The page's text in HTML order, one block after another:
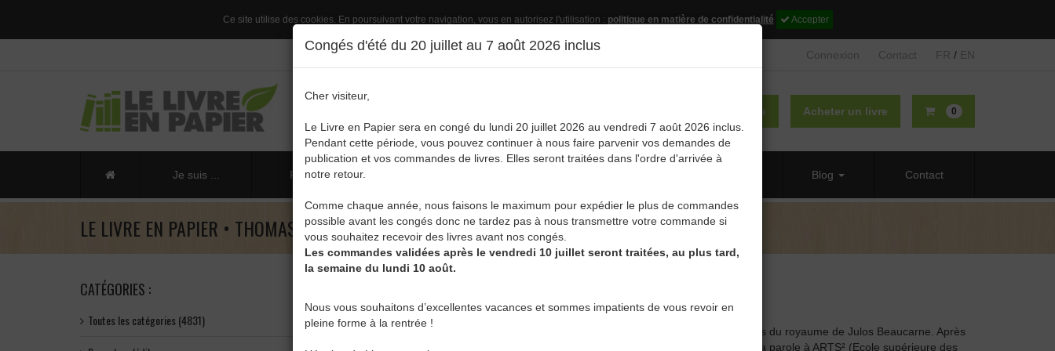
Ce site utilise des cookies. En poursuivant votre navigation, vous en autorisez l'utilisation : politique en matière de confidentialité Accepter
Congés d'été du 20 juillet au 7 août 2026 inclus
Cher visiteur,
Le Livre en Papier sera en congé du lundi 20 juillet 2026 au vendredi 7 août 2026 inclus.
Pendant cette période, vous pouvez continuer à nous faire parvenir vos demandes de
publication et vos commandes de livres. Elles seront traitées dans l'ordre d'arrivée à
notre retour.
Comme chaque année, nous faisons le maximum pour expédier le plus de commandes
possible avant les congés donc ne tardez pas à nous transmettre votre commande si
vous souhaitez recevoir des livres avant nos congés.
Les commandes validées après le vendredi 10 juillet seront traitées, au plus tard,
la semaine du lundi 10 août.
Nous vous souhaitons d’excellentes vacances et sommes impatients de vous revoir en
pleine forme à la rentrée !
Connexion Contact FR / EN
0
Acheter un livre
Publier un livre
Je suis ... Publier un livre Blog Contact
LE LIVRE EN PAPIER • THOMAS DE MOLINA
CATÉGORIES :
Toutes les catégories (4831)
Thomas de Molina est né en 1997 et grandit à Beauvechain, à quelques pas du royaume de Julos Beaucarne. Après
des études de droit à l’UCLouvain, il se forme en art dramatique et arts de la parole à ARTS² (Ecole supérieure des